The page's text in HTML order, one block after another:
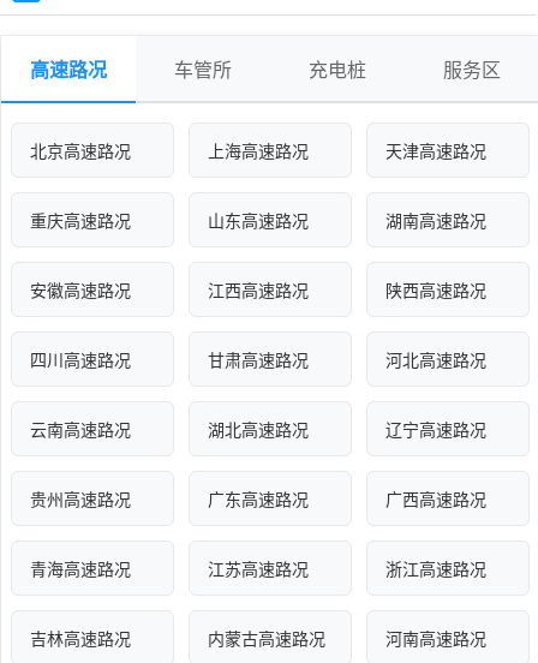
高速路况 车管所 充电桩 服务区
北京高速路况 上海高速路况 天津高速路况
重庆高速路况 山东高速路况 湖南高速路况
安徽高速路况 江西高速路况 陕西高速路况
四川高速路况 甘肃高速路况 河北高速路况
云南高速路况 湖北高速路况 辽宁高速路况
贵州高速路况 广东高速路况 广西高速路况
青海高速路况 江苏高速路况 浙江高速路况
吉林高速路况 内蒙古高速路况 河南高速路况